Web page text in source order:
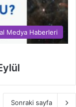
Medya Haberleri
Sonraki sayfa